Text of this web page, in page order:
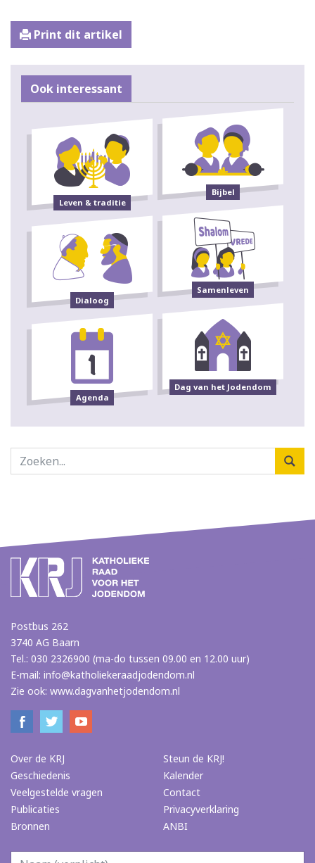
Print dit artikel
Ook interessant
Leven & traditie
Bijbel
Dialoog
Samenleven
Agenda
Dag van het Jodendom
Postbus 262
3740 AG Baarn
Tel.: 030 2326900 (ma-do tussen 09.00 en 12.00 uur)
E-mail: info@katholiekeraadjodendom.nl
Zie ook: www.dagvanhetjodendom.nl
Over de KRJ
Geschiedenis
Veelgestelde vragen
Publicaties
Bronnen
Steun de KRJ!
Kalender
Contact
Privacyverklaring
ANBI